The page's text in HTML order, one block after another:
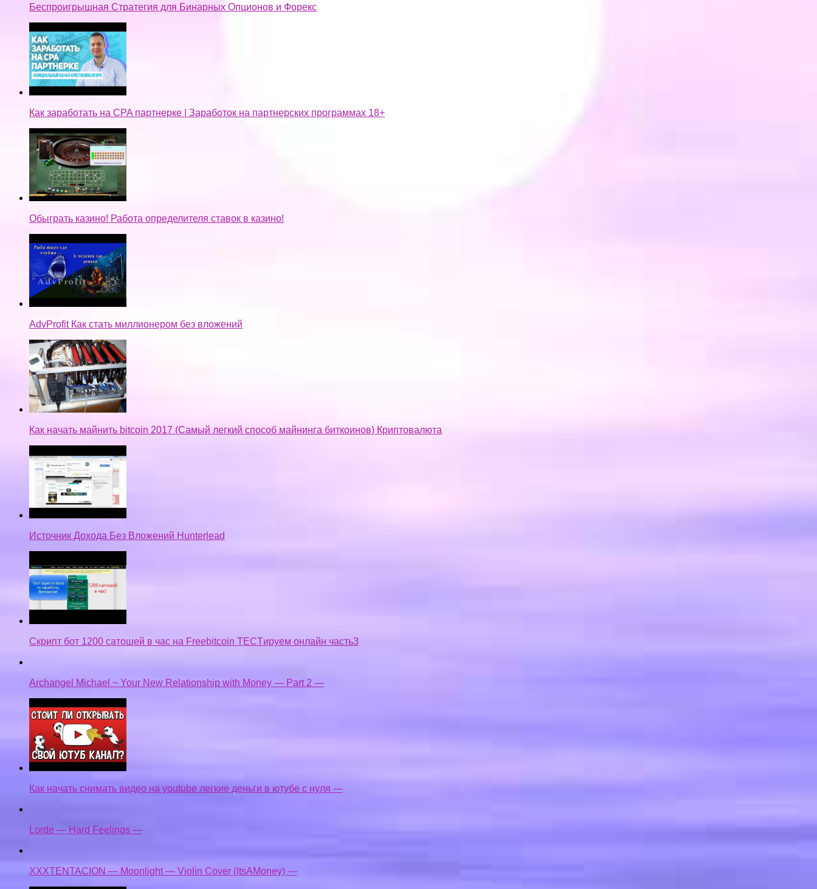
Беспроигрышная Стратегия для Бинарных Опционов и Форекс
Как заработать на CPA партнерке | Заработок на партнерских программах 18+
Обыграть казино! Работа определителя ставок в казино!
AdvProfit Как стать миллионером без вложений
Как начать майнить bitcoin 2017 (Самый легкий способ майнинга биткоинов) Криптовалюта
Источник Дохода Без Вложений Hunterlead
Скрипт бот 1200 сатошей в час на Freebitcoin TECTируем онлайн часть3
Archangel Michael ~ Your New Relationship with Money — Part 2 —
Как начать снимать видео на youtube легкие деньги в ютубе с нуля —
Lorde — Hard Feelings —
XXXTENTACION — Moonlight — Violin Cover (ItsAMoney) —